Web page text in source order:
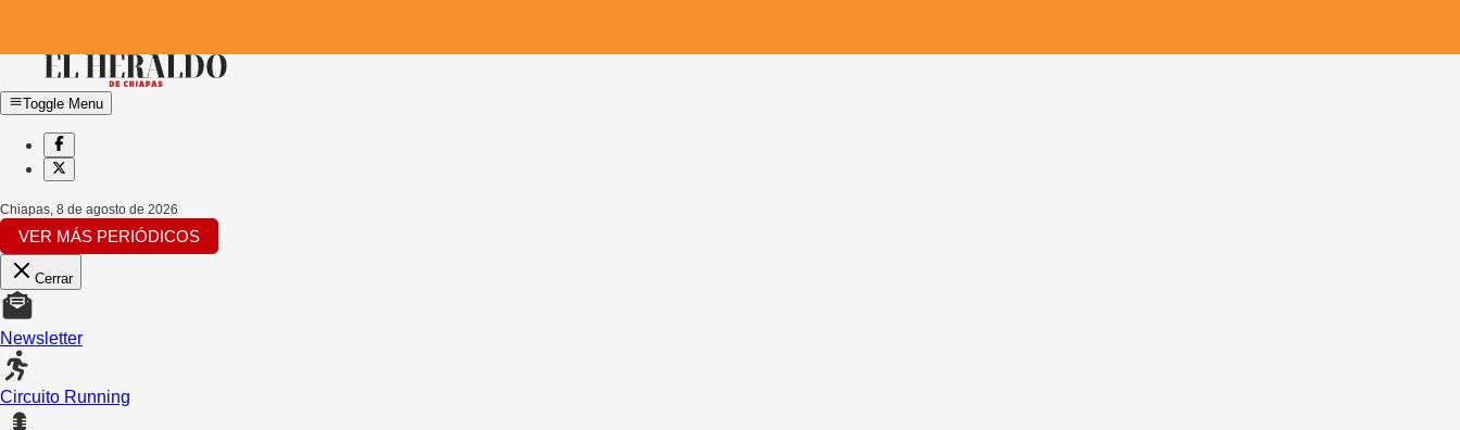
Toggle Menu
Chiapas, 8 de agosto de 2026
VER MÁS PERIÓDICOS
Cerrar
Newsletter
Circuito Running